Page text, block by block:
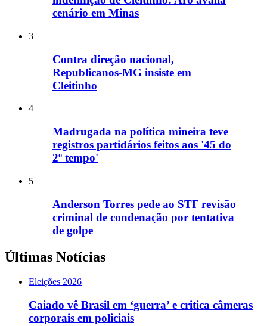
cenário em Minas
3
Contra direção nacional,
Republicanos-MG insiste em
Cleitinho
4
Madrugada na política mineira teve
registros partidários feitos aos '45 do
2º tempo'
5
Anderson Torres pede ao STF revisão
criminal de condenação por tentativa
de golpe
Últimas Notícias
Eleições 2026
Caiado vê Brasil em ‘guerra’ e critica câmeras
corporais em policiais